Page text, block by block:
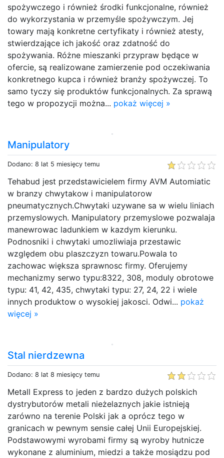
spożywczego i również środki funkcjonalne, również
do wykorzystania w przemyśle spożywczym. Jej
towary mają konkretne certyfikaty i również atesty,
stwierdzające ich jakość oraz zdatność do
spożywania. Różne mieszanki przypraw będące w
ofercie, są realizowane zamierzenie pod oczekiwania
konkretnego kupca i również branży spożywczej. To
samo tyczy się produktów funkcjonalnych. Za sprawą
tego w propozycji można... pokaż więcej »
Manipulatory
Dodano: 8 lat 5 miesięcy temu
Tehabud jest przedstawicielem firmy AVM Automiatic
w branzy chwytakow i manipulatorow
pneumatycznych.Chwytaki uzywane sa w wielu liniach
przemyslowych. Manipulatory przemyslowe pozwalaja
manewrowac ladunkiem w kazdym kierunku.
Podnosniki i chwytaki umozliwiaja przestawic
względem obu plaszczyzn towaru.Powala to
zachowac większa sprawnosc firmy. Oferujemy
mechanizmy serwo typu:8322, 308, moduly obrotowe
typu: 41, 42, 435, chwytaki typu: 27, 24, 22 i wiele
innych produktow o wysokiej jakosci. Odwi... pokaż
więcej »
Stal nierdzewna
Dodano: 8 lat 8 miesięcy temu
Metall Express to jeden z bardzo dużych polskich
dystrybutorów metali nieżelaznych jakie istnieją
zarówno na terenie Polski jak a oprócz tego w
granicach w pewnym sensie całej Unii Europejskiej.
Podstawowymi wyrobami firmy są wyroby hutnicze
wykonane z aluminium, miedzi a także mosiądzu pod